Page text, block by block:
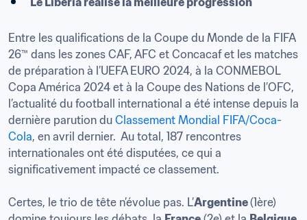
Entre les qualifications de la Coupe du Monde de la FIFA
26™ dans les zones CAF, AFC et Concacaf et les matches
de préparation à l’UEFA EURO 2024, à la CONMEBOL
Copa América 2024 et à la Coupe des Nations de l’OFC,
l’actualité du football international a été intense depuis la
dernière parution du Classement Mondial FIFA/Coca-
Cola, en avril dernier.  Au total, 187 rencontres
internationales ont été disputées, ce qui a
significativement impacté ce classement.
Certes, le trio de tête n’évolue pas. L’Argentine (1ère)